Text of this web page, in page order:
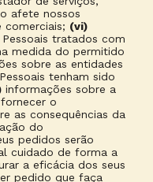
afete nossos
comerciais; (vi)
tratados com
medida do permitido
sobre as entidades
tenham sido
informações sobre a
o
as consequências da
do
pedidos serão
cuidado de forma a
a eficácia dos seus
pedido que faça